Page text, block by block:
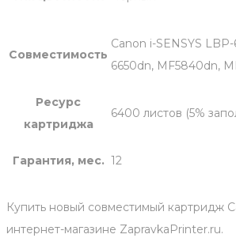
Совместимость
Canon i-SENSYS
6650dn, MF5840dn,
Ресурс
картриджа
6400 листов (5%
Гарантия, мес. 12
Купить новый совместимый картридж
интернет-магазине ZapravkaPrinter.ru.